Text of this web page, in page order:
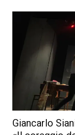
Giancarlo